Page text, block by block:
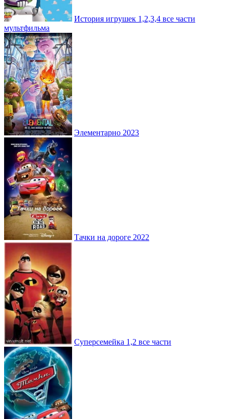
История игрушек 1,2,3,4 все части
мультфильма
Элементарно 2023
Тачки на дороге 2022
Суперсемейка 1,2 все части